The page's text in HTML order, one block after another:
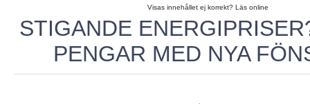
Visas innehållet ej korrekt? Läs online
STIGANDE
PENGAR MED NYA